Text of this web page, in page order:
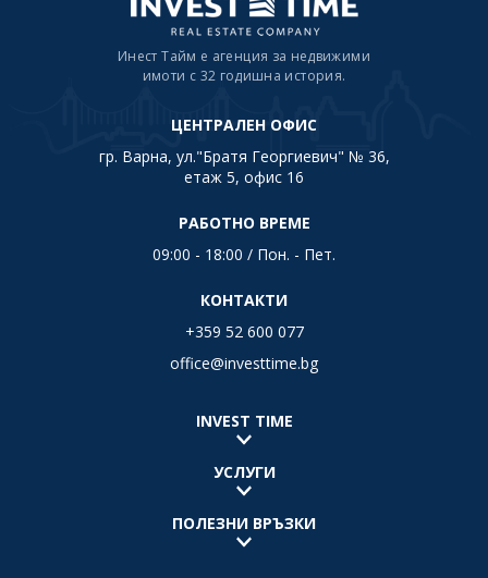
Инест Тайм е агенция за недвижими
имоти с 32 годишна история.
ЦЕНТРАЛЕН ОФИС
гр. Варна, ул."Братя Георгиевич" № 36,
етаж 5, офис 16
РАБОТНО ВРЕМЕ
09:00 - 18:00 / Пон. - Пет.
КОНТАКТИ
+359 52 600 077
office@investtime.bg
INVEST TIME
УСЛУГИ
ПОЛЕЗНИ ВРЪЗКИ